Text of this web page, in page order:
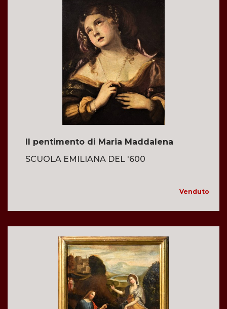
Il pentimento di Maria Maddalena
SCUOLA EMILIANA DEL '600
Venduto